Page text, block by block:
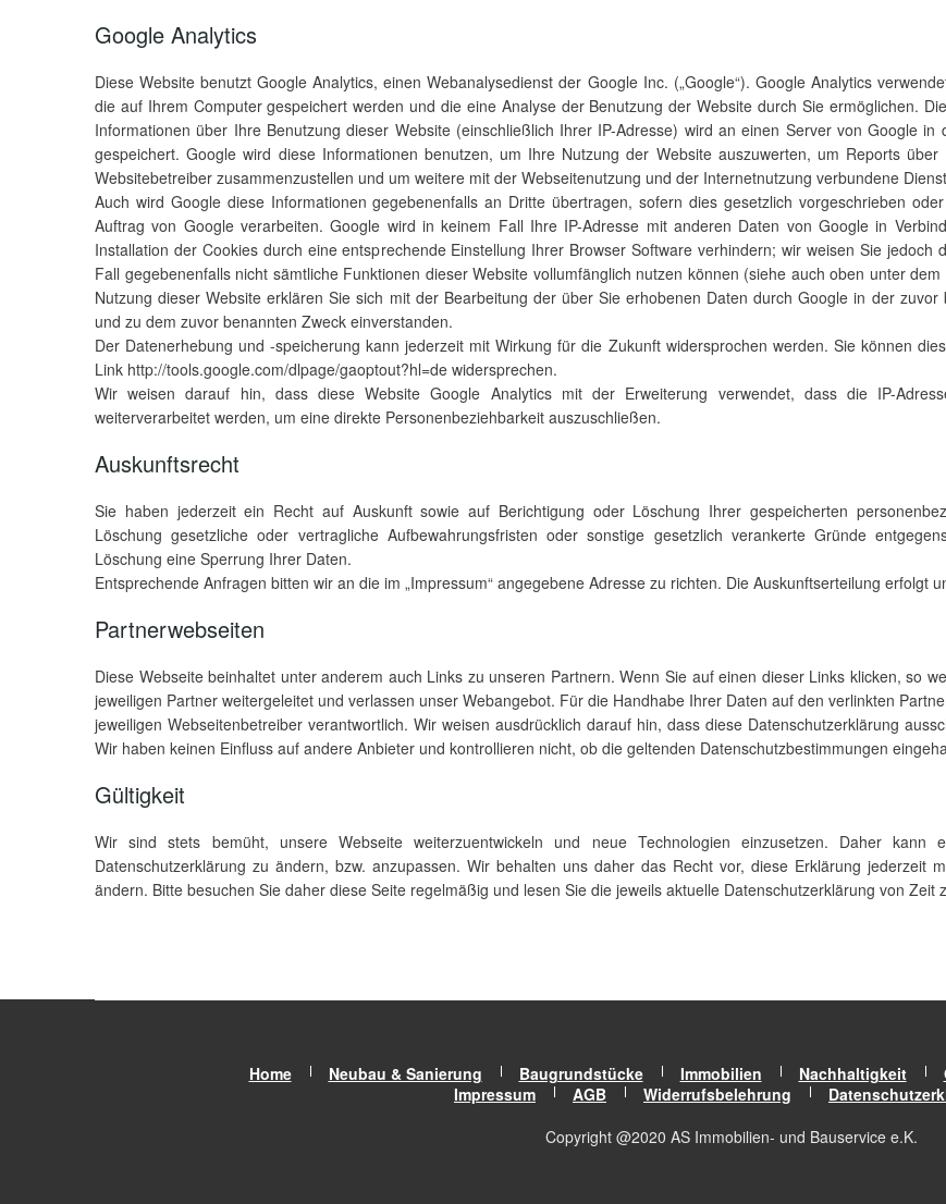
Google Analytics
Diese Website benutzt Google Analytics, einen Webanalysedienst der Google Inc. („Google“). Google Analytics
die auf Ihrem Computer gespeichert werden und die eine Analyse der Benutzung der Website durch Sie ermöglichen.
Informationen über Ihre Benutzung dieser Website (einschließlich Ihrer IP-Adresse) wird an einen Server von Google
gespeichert. Google wird diese Informationen benutzen, um Ihre Nutzung der Website auszuwerten, um Reports
Websitebetreiber zusammenzustellen und um weitere mit der Webseitenutzung und der Internetnutzung verbundene
Auch wird Google diese Informationen gegebenenfalls an Dritte übertragen, sofern dies gesetzlich vorgeschrieben
Auftrag von Google verarbeiten. Google wird in keinem Fall Ihre IP-Adresse mit anderen Daten von Google in
Installation der Cookies durch eine entsprechende Einstellung Ihrer Browser Software verhindern; wir weisen Sie jedoch
Fall gegebenenfalls nicht sämtliche Funktionen dieser Website vollumfänglich nutzen können (siehe auch oben unter
Nutzung dieser Website erklären Sie sich mit der Bearbeitung der über Sie erhobenen Daten durch Google in der zuvor
und zu dem zuvor benannten Zweck einverstanden.
Der Datenerhebung und -speicherung kann jederzeit mit Wirkung für die Zukunft widersprochen werden. Sie können
Link http://tools.google.com/dlpage/gaoptout?hl=de widersprechen.
Wir weisen darauf hin, dass diese Website Google Analytics mit der Erweiterung verwendet, dass die IP-
weiterverarbeitet werden, um eine direkte Personenbeziehbarkeit auszuschließen.
Auskunftsrecht
Sie haben jederzeit ein Recht auf Auskunft sowie auf Berichtigung oder Löschung Ihrer gespeicherten
Löschung gesetzliche oder vertragliche Aufbewahrungsfristen oder sonstige gesetzlich verankerte Gründe
Löschung eine Sperrung Ihrer Daten.
Entsprechende Anfragen bitten wir an die im „Impressum“ angegebene Adresse zu richten. Die Auskunftserteilung erfolgt
Partnerwebseiten
Diese Webseite beinhaltet unter anderem auch Links zu unseren Partnern. Wenn Sie auf einen dieser Links klicken, so
jeweiligen Partner weitergeleitet und verlassen unser Webangebot. Für die Handhabe Ihrer Daten auf den verlinkten
jeweiligen Webseitenbetreiber verantwortlich. Wir weisen ausdrücklich darauf hin, dass diese Datenschutzerklärung
Wir haben keinen Einfluss auf andere Anbieter und kontrollieren nicht, ob die geltenden Datenschutzbestimmungen
Gültigkeit
Wir sind stets bemüht, unsere Webseite weiterzuentwickeln und neue Technologien einzusetzen. Daher kann
Datenschutzerklärung zu ändern, bzw. anzupassen. Wir behalten uns daher das Recht vor, diese Erklärung jederzeit
ändern. Bitte besuchen Sie daher diese Seite regelmäßig und lesen Sie die jeweils aktuelle Datenschutzerklärung von Zeit
Home Neubau & Sanierung Baugrundstücke Immobilien Nachhaltigkeit
Impressum
AGB Widerrufsbelehrung
Copyright @2020 AS Immobilien- und Bauservice e.K.